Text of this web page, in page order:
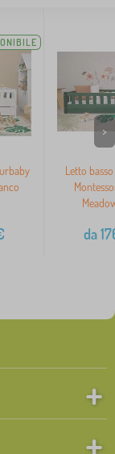
Letto
da
>